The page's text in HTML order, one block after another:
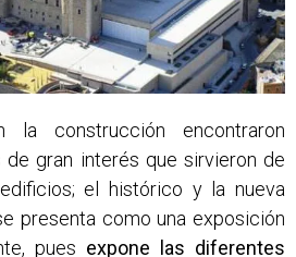
la construcción encontraron
gran interés que sirvieron de
el histórico y la nueva
presenta como una exposición
pues expone las diferentes